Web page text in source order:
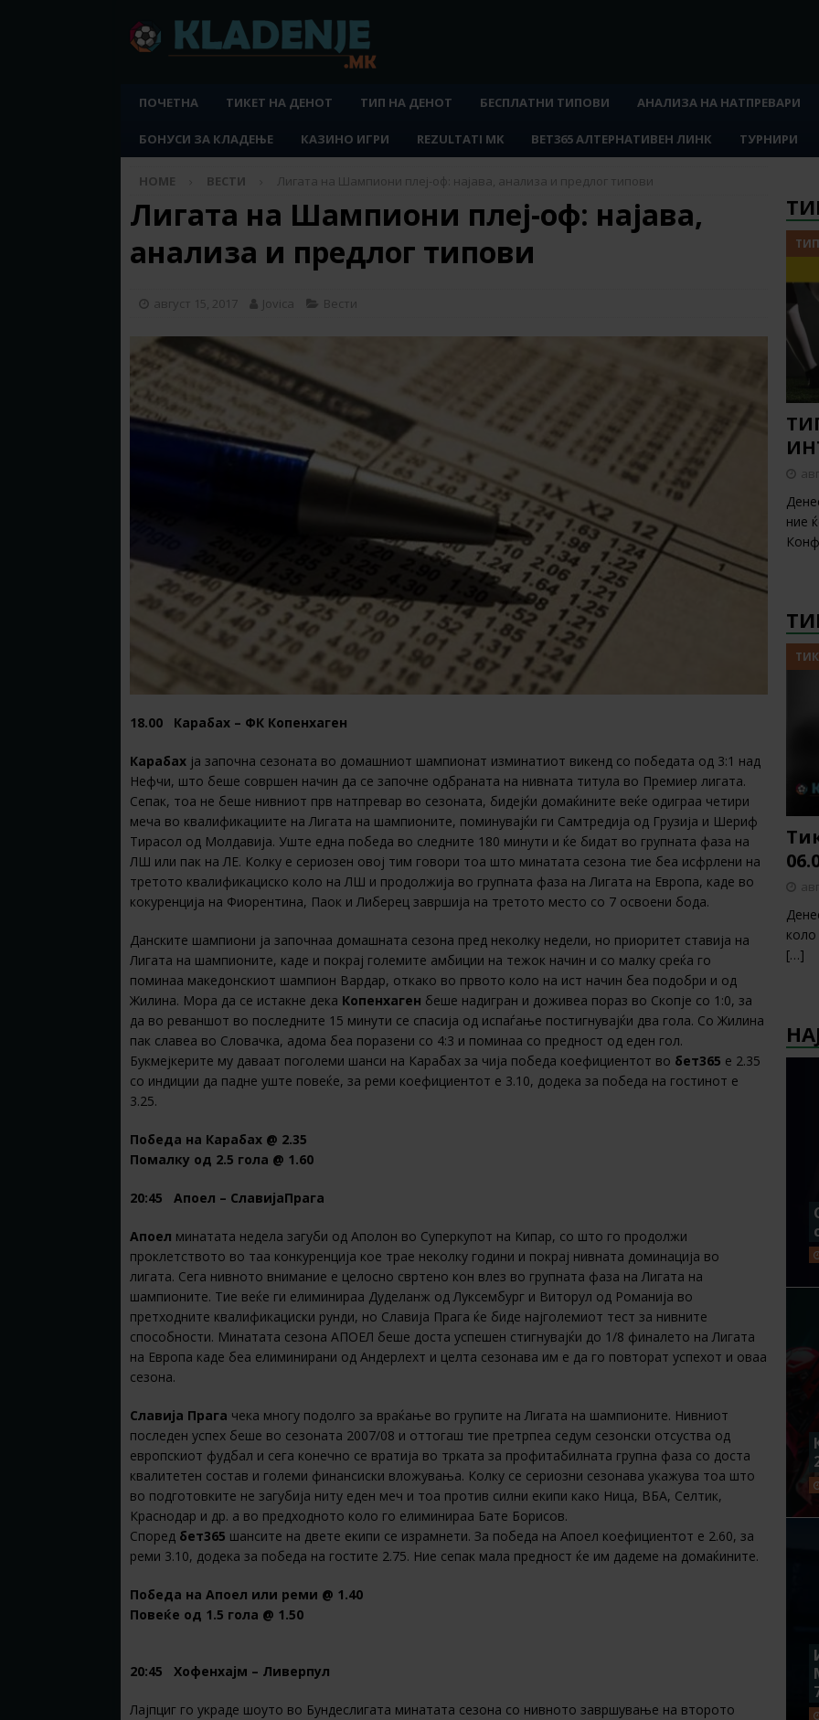
ПОЧЕТНА ТИКЕТ НА ДЕНОТ ТИП НА ДЕНОТ БЕСПЛАТНИ ТИПОВИ АНАЛИЗА НА НАТПРЕВАРИ
БОНУСИ ЗА КЛАДЕЊЕ КАЗИНО ИГРИ REZULTATI MK BET365 АЛТЕРНАТИВЕН ЛИНК ТУРНИРИ
HOME ВЕСТИ Лигата на Шампиони плеј-оф: најава, анализа и предлог типови
Лигата на Шампиони плеј-оф: најава,
анализа и предлог типови
август 15, 2017 Jovica Вести
18.00 Карабах – ФК Копенхаген
Карабах ја започна сезоната во домашниот шампионат изминатиот викенд со победата од 3:1 над
Нефчи, што беше совршен начин да се започне одбраната на нивната титула во Премиер лигата.
Сепак, тоа не беше нивниот прв натпревар во сезоната, бидејќи домаќините веќе одиграа четири
меча во квалификациите на Лигата на шампионите, поминувајќи ги Самтредија од Грузија и Шериф
Тирасол од Молдавија. Уште една победа во следните 180 минути и ќе бидат во групната фаза на
ЛШ или пак на ЛЕ. Колку е сериозен овој тим говори тоа што минатата сезона тие беа исфрлени на
третото квалификациско коло на ЛШ и продолжија во групната фаза на Лигата на Европа, каде во
кокуренција на Фиорентина, Паок и Либерец завршија на третото место со 7 освоени бода.
Данските шампиони ја започнаа домашната сезона пред неколку недели, но приоритет ставија на
Лигата на шампионите, каде и покрај големите амбиции на тежок начин и со малку среќа го
поминаа македонскиот шампион Вардар, откако во првото коло на ист начин беа подобри и од
Жилина. Мора да се истакне дека Копенхаген беше надигран и доживеа пораз во Скопје со 1:0, за
да во реваншот во последните 15 минути се спасија од испаѓање постигнувајќи два гола. Со Жилина
пак славеа во Словачка, адома беа поразени со 4:3 и поминаа со предност од еден гол.
Букмејкерите му даваат поголеми шанси на Карабах за чија победа коефициентот во бет365 е 2.35
со индиции да падне уште повеќе, за реми коефициентот е 3.10, додека за победа на гостинот е
3.25.
Победа на Карабах @ 2.35
Помалку од 2.5 гола @ 1.60
20:45 Апоел – СлавијаПрага
Апоел минатата недела загуби од Аполон во Суперкупот на Кипар, со што го продолжи
проклетството во таа конкуренција кое трае неколку години и покрај нивната доминација во
лигата. Сега нивното внимание е целосно свртено кон влез во групната фаза на Лигата на
шампионите. Тие веќе ги елиминираа Дуделанж од Луксембург и Виторул од Романија во
претходните квалификациски рунди, но Славија Прага ќе биде најголемиот тест за нивните
способности. Минатата сезона АПОЕЛ беше доста успешен стигнувајќи до 1/8 финалето на Лигата
на Европа каде беа елиминирани од Андерлехт и целта сезонава им е да го повторат успехот и оваа
сезона.
Славија Прага чека многу подолго за враќање во групите на Лигата на шампионите. Нивниот
последен успех беше во сезоната 2007/08 и оттогаш тие претрпеа седум сезонски отсуства од
европскиот фудбал и сега конечно се вратија во трката за профитабилната групна фаза со доста
квалитетен состав и големи финансиски вложувања. Колку се сериозни сезонава укажува тоа што
во подготовките не загубија ниту еден меч и тоа против силни екипи како Ница, ВБА, Селтик,
Краснодар и др. а во предходното коло го елиминираа Бате Борисов.
Според бет365 шансите на двете екипи се израмнети. За победа на Апоел коефициентот е 2.60, за
реми 3.10, додека за победа на гостите 2.75. Ние сепак мала предност ќе им дадеме на домаќините.
Победа на Апоел или реми @ 1.40
Повеќе од 1.5 гола @ 1.50
20:45 Хофенхајм – Ливерпул
Лајпциг го украде шоуто во Бундеслигата минатата сезона со нивното завршување на второто
ние
[…]